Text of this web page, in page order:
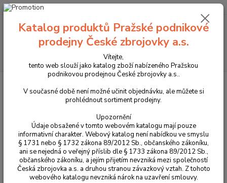
Menu
+420 225 375 800
Pažba pro CZ 600 ALPHA
Pažba pro CZ 600 ALPHA
Katalog produktů Pražské podnikové
prodejny České zbrojovky a.s.
Vítejte,
tento web slouží jako katalog zboží nabízeného Pražskou
podnikovou prodejnou České zbrojovky a.s..
V současné době není možné učinit objednávku, ale můžete si
prohlédnout sortiment prodejny.
Upozornění
Údaje obsažené v tomto webovém katalogu mají pouze
informativní charakter. Webový katalog není nabídkou ve smyslu
§ 1731 nebo § 1732 zákona 89/2012 Sb., občanského zákoníku,
ani se nejedná o veřejný příslib dle § 1733 zákona 89/2012 Sb.,
občanského zákoníku, a jejím přijetím nevzniká mezi společností
Česká zbrojovka a.s. a druhou stranou závazkový vztah. Z tohoto
webového katalogu nevzniká nárok na uzavření smlouvy.